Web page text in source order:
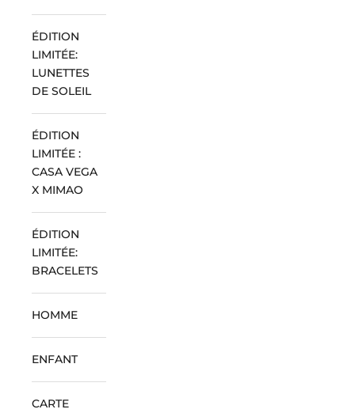
ÉDITION
LIMITÉE:
LUNETTES
DE SOLEIL
ÉDITION
LIMITÉE :
CASA VEGA
X MIMAO
ÉDITION
LIMITÉE:
BRACELETS
HOMME
ENFANT
CARTE